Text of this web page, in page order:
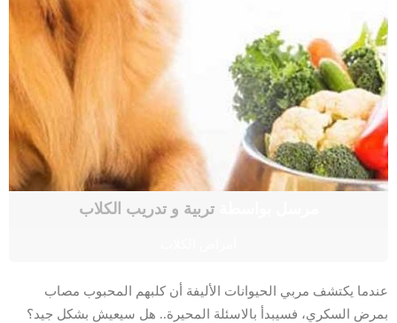
مرسل بواسطةتربية و تدريب الكلاب
عندما يكتشف مربي الحيوانات الأليفة أن كلبهم المحبوب مصاب
بمرض السكري، فسيبدأ بالاسئلة المحيرة.. هل سيعيش بشكل جيد؟